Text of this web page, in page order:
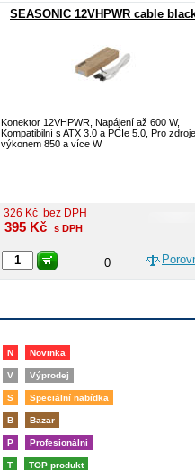
SEASONIC 12VHPWR cable
Konektor 12VHPWR, Napájení až 600 W,
Kompatibilní s ATX 3.0 a PCIe 5.0, Pro
výkonem 850 a více W
326 Kč bez DPH
395 Kč s DPH
0
N Novinka
V Výprodej
S Speciální nabídka
B Bazar
P Profesionální
T TOP produkt